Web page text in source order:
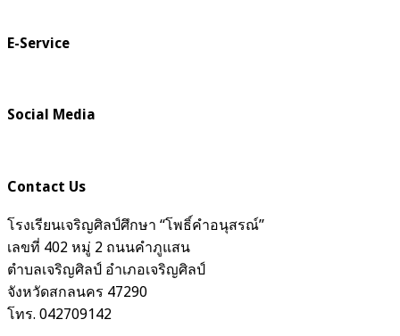
E-Service
Social Media
Contact Us
โรงเรียนเจริญศิลป์ศึกษา “โพธิ์คำอนุสรณ์”
เลขที่ 402 หมู่ 2 ถนนคำภูแสน
ตำบลเจริญศิลป์ อำเภอเจริญศิลป์
จังหวัดสกลนคร 47290
โทร. 042709142